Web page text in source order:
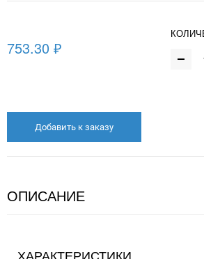
753.30 ₽
Добавить к заказу
ОПИСАНИЕ
ХАРАКТЕРИСТИКИ